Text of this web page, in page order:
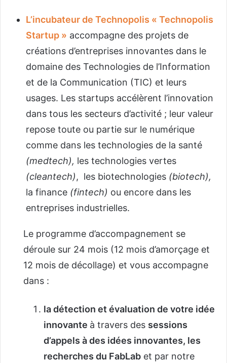
L’incubateur de Technopolis « Technopolis
Startup » accompagne des projets de
créations d’entreprises innovantes dans le
domaine des Technologies de l’Information
et de la Communication (TIC) et leurs
usages. Les startups accélèrent l’innovation
dans tous les secteurs d’activité ; leur valeur
repose toute ou partie sur le numérique
comme dans les technologies de la santé
(medtech), les technologies vertes
(cleantech), les biotechnologies (biotech),
la finance (fintech) ou encore dans les
entreprises industrielles.
Le programme d’accompagnement se
déroule sur 24 mois (12 mois d’amorçage et
12 mois de décollage) et vous accompagne
dans :
la détection et évaluation de votre idée
innovante à travers des sessions
d’appels à des idées innovantes, les
recherches du FabLab et par notre